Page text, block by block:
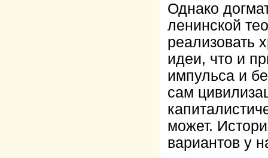
Однако
ленинской
реализовать
идеи, что и
импульса и
сам
может.
вариантов у